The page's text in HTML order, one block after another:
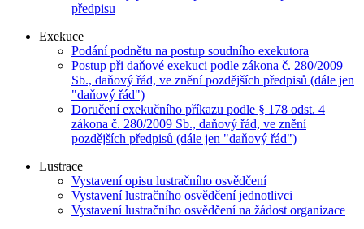
předpisu
Exekuce
Podání podnětu na postup soudního exekutora
Postup při daňové exekuci podle zákona č. 280/2009
Sb., daňový řád, ve znění pozdějších předpisů (dále jen
"daňový řád")
Doručení exekučního příkazu podle § 178 odst. 4
zákona č. 280/2009 Sb., daňový řád, ve znění
pozdějších předpisů (dále jen "daňový řád")
Lustrace
Vystavení opisu lustračního osvědčení
Vystavení lustračního osvědčení jednotlivci
Vystavení lustračního osvědčení na žádost organizace